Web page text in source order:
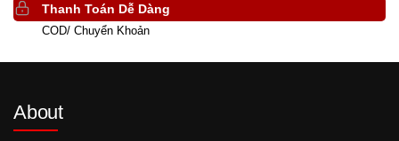
Thanh Toán Dễ Dàng
COD/ Chuyển Khoản
About